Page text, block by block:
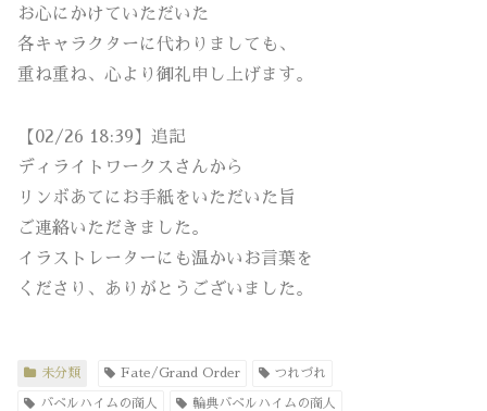
お心にかけていただいた
各キャラクターに代わりましても、
重ね重ね、心より御礼申し上げます。
【02/26 18:39】追記
ディライトワークスさんから
リンボあてにお手紙をいただいた旨
ご連絡いただきました。
イラストレーターにも温かいお言葉を
くださり、ありがとうございました。
未分類 Fate/Grand Order つれづれ
バベルハイムの商人 輪典バベルハイムの商人